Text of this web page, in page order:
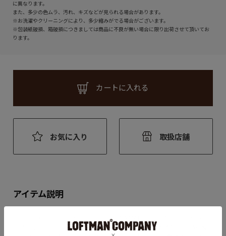
に異なります。
また、多少の色ムラ、汚れ、キズなどが見られる場合があります。
※お洗濯やクリーニングにより、多少縮みがでる場合がございます。
※包装紙破損、箱破損につきましては商品に不良が無い場合に限り出荷させて頂いてお
ります。
カートに入れる
お気に入り 取扱店舗
アイテム説明
シーズンのフィーチャーディテールで欠かせないのがリベットシリ
ーズ。ナイロンベルトに、ブランドスローガンである”HOLIDAY IN